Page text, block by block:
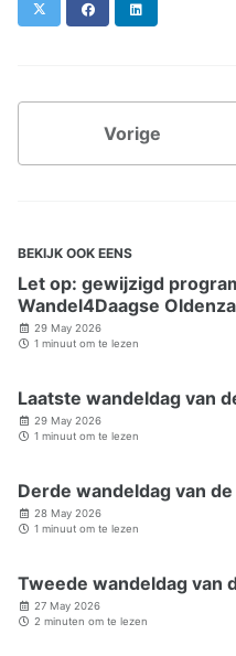
Facebook
Vorige
BEKIJK OOK EENS
Let op: gewijzigd
Wandel4Daagse
29 May 2026
1 minuut om te lezen
Laatste wandeldag van
29 May 2026
1 minuut om te lezen
Derde wandeldag van
28 May 2026
1 minuut om te lezen
Tweede wandeldag van
27 May 2026
2 minuten om te lezen